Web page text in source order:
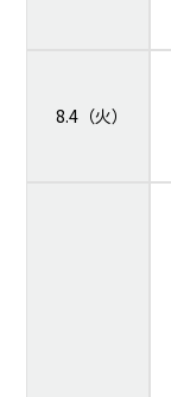
8.4（火）